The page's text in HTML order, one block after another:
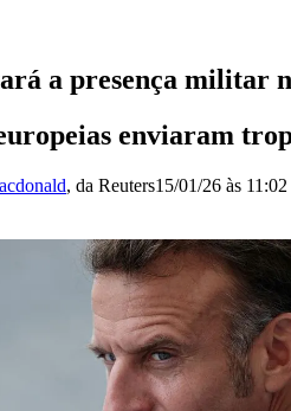
a presença militar
enviaram
, da Reuters15/01/26 às 11:02